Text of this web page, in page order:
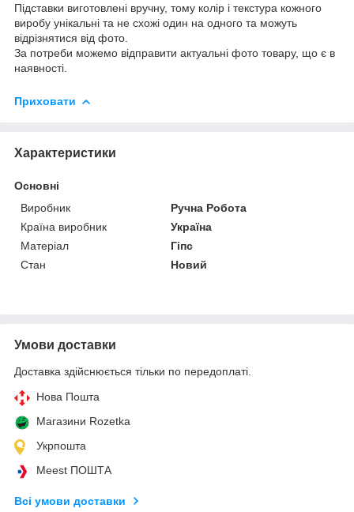
Підставки виготовлені вручну, тому колір і текстура кожного
виробу унікальні та не схожі один на одного та можуть
відрізнятися від фото.
За потреби можемо відправити актуальні фото товару, що є в
наявності.
Приховати
Характеристики
Основні
Виробник
Ручна Робота
Країна виробник
Україна
Матеріал
Гіпс
Стан
Новий
Умови доставки
Доставка здійснюється тільки по передоплаті.
Нова Пошта
Магазини Rozetka
Укрпошта
Meest ПОШТА
Всі умови доставки